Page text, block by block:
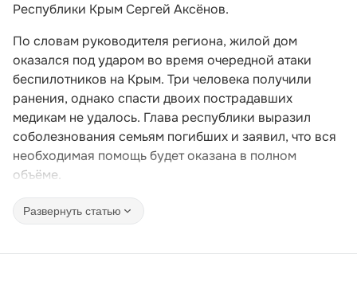
Республики Крым Сергей Аксёнов.
По словам руководителя региона, жилой дом
оказался под ударом во время очередной атаки
беспилотников на Крым. Три человека получили
ранения, однако спасти двоих пострадавших
медикам не удалось. Глава республики выразил
соболезнования семьям погибших и заявил, что вся
необходимая помощь будет оказана в полном
объёме.
Развернуть статью